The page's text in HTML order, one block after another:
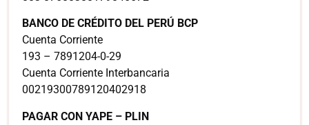
BANCO DE CRÉDITO DEL PERÚ BCP
Cuenta Corriente
193 – 7891204-0-29
Cuenta Corriente Interbancaria
00219300789120402918
PAGAR CON YAPE – PLIN